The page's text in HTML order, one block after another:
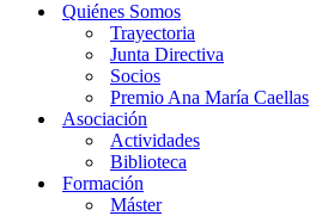
Quiénes Somos
Trayectoria
Junta Directiva
Socios
Premio Ana María Caellas
Asociación
Actividades
Biblioteca
Formación
Máster